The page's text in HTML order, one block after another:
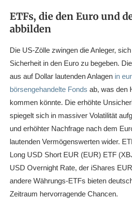
ETFs, die den Euro und
abbilden
Die US-Zölle zwingen die Anleger,
Sicherheit in den Euro zu begeben.
aus auf Dollar lautenden Anlagen in
börsengehandelte Fonds ab, was den
kommen könnte. Die erhöhte
spiegelt sich in massiver Volatilität
und erhöhter Nachfrage nach dem
lautenden Vermögenswerten wider.
Long USD Short EUR (EUR) ETF
USD Overnight Rate, der iShares
andere Währungs-ETFs bieten
Zeitraum hervorragende Chancen.